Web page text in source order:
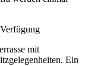
mit
Ein